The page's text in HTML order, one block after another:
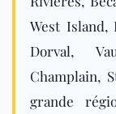
West Island,
Dorval,
Champlain,
grande